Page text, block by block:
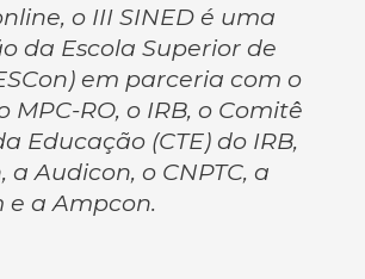
o III SINED é uma
da Escola Superior de
em parceria com o
MPC-RO, o IRB, o Comitê
Educação (CTE) do IRB,
a Audicon, o CNPTC, a
e a Ampcon.